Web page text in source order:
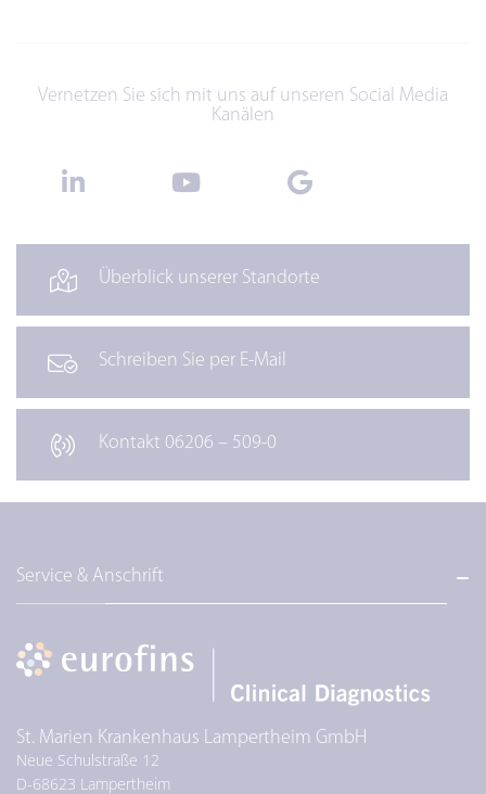
Vernetzen Sie sich mit uns auf unseren Social Media
Kanälen
Überblick unserer Standorte
Schreiben Sie per E-Mail
Kontakt 06206 – 509-0
Service & Anschrift
St. Marien Krankenhaus Lampertheim GmbH
Neue Schulstraße 12
D-68623 Lampertheim